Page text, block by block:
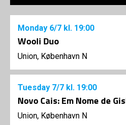
Monday 6/7 kl. 19:00
Wooli Duo
Union, København N
Tuesday 7/7 kl. 19:00
Novo Cais: Em Nome de
Union, København N